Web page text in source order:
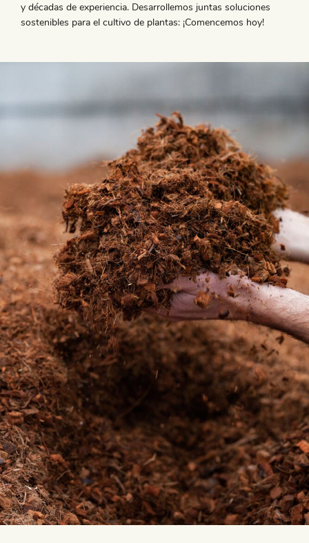
y décadas de experiencia. Desarrollemos juntas soluciones
sostenibles para el cultivo de plantas: ¡Comencemos hoy!